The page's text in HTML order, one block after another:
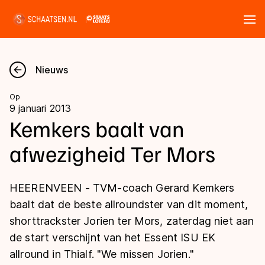
Nieuws
Kalender
Disciplines
Langebaan
Shorttrack
Inlineskaten
Uitslagen
Langebaan
Shorttrack
Marathon
Tijden & historie
Ranglijsten Langebaan
Nieuws
Op
9 januari 2013
Kemkers baalt van
afwezigheid Ter Mors
HEERENVEEN - TVM-coach Gerard Kemkers
baalt dat de beste allroundster van dit moment,
shorttrackster Jorien ter Mors, zaterdag niet aan
de start verschijnt van het Essent ISU EK
allround in Thialf. "We missen Jorien."